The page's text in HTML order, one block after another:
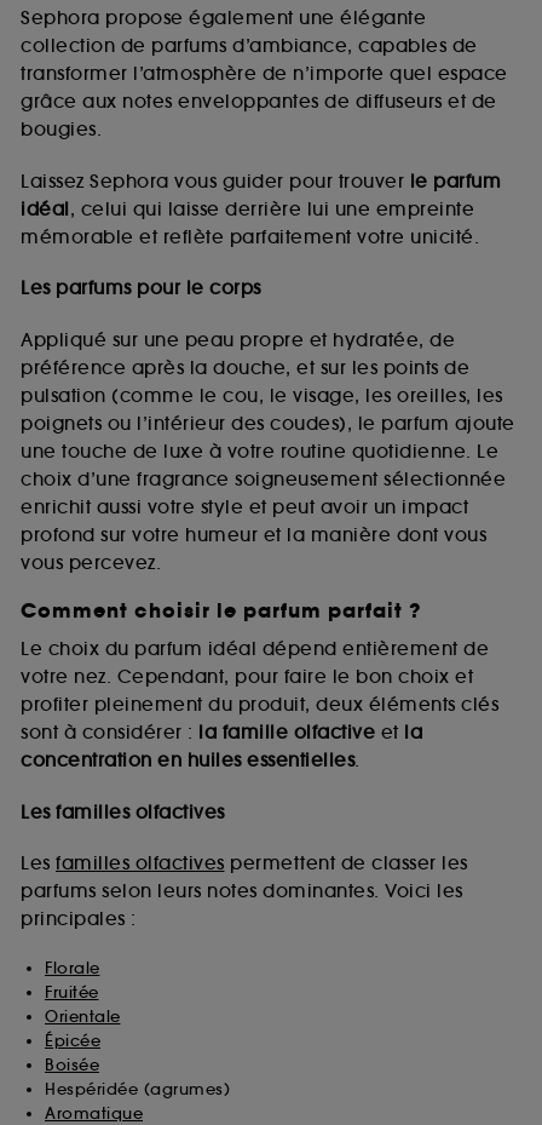
Sephora propose également une élégante
collection de parfums d’ambiance, capables de
transformer l’atmosphère de n’importe quel espace
grâce aux notes enveloppantes de diffuseurs et de
bougies.
Laissez Sephora vous guider pour trouver le parfum
idéal, celui qui laisse derrière lui une empreinte
mémorable et reflète parfaitement votre unicité.
Les parfums pour le corps
Appliqué sur une peau propre et hydratée, de
préférence après la douche, et sur les points de
pulsation (comme le cou, le visage, les oreilles, les
poignets ou l’intérieur des coudes), le parfum ajoute
une touche de luxe à votre routine quotidienne. Le
choix d’une fragrance soigneusement sélectionnée
enrichit aussi votre style et peut avoir un impact
profond sur votre humeur et la manière dont vous
vous percevez.
Comment choisir le parfum parfait ?
Le choix du parfum idéal dépend entièrement de
votre nez. Cependant, pour faire le bon choix et
profiter pleinement du produit, deux éléments clés
sont à considérer : la famille olfactive et la
concentration en huiles essentielles.
Les familles olfactives
Les familles olfactives permettent de classer les
parfums selon leurs notes dominantes. Voici les
principales :
Florale
Fruitée
Orientale
Épicée
Boisée
Hespéridée (agrumes)
Aromatique
de vous plaire via des publicités, y compris sur des
sites tiers et sur les réseaux sociaux, sur la base
des pages que vous avez consultées, de votre
navigation, et de l'historique de vos interactions.
d’en améliorer la performance.
Cookies de sécurisation des paiements en ligne :
fraudes aux moyens de paiement et les
usurpations d’identité.
Cookies fonctionnels :il s’agit de cookies
permettant l’affichage et/ou la fourniture de
certaines fonctionnalités du site, tel que les
cookies d’authentification qui sont utilisés afin de
vous faire bénéficier de l’authentification
prolongée vous permettant d’accéder à votre
compte lors de votre prochaine visite sur le site
sans saisir à nouveau votre identifiant et mot de
passe.
A l'exception des cookies techniques, le dépôt et la
lecture de ces traceurs requiert votre accord. Vous
pouvez personnaliser vos choix concernant le dépôt
de ces cookies grâce au bouton "personnaliser mes
choix" ci-dessous ou décider de "tout accepter".
Sephora pourra associer les informations de
navigation collectées par ces Cookies, pour les
collectées ou générées lors de votre activité en ligne
sur "continuer sans accepter". Voous pouvez à tout
moment choisir de retirer votrte consentement. Si vous
souhaitez obtenir plus d'information sur les cookies
utilisés, cliquez